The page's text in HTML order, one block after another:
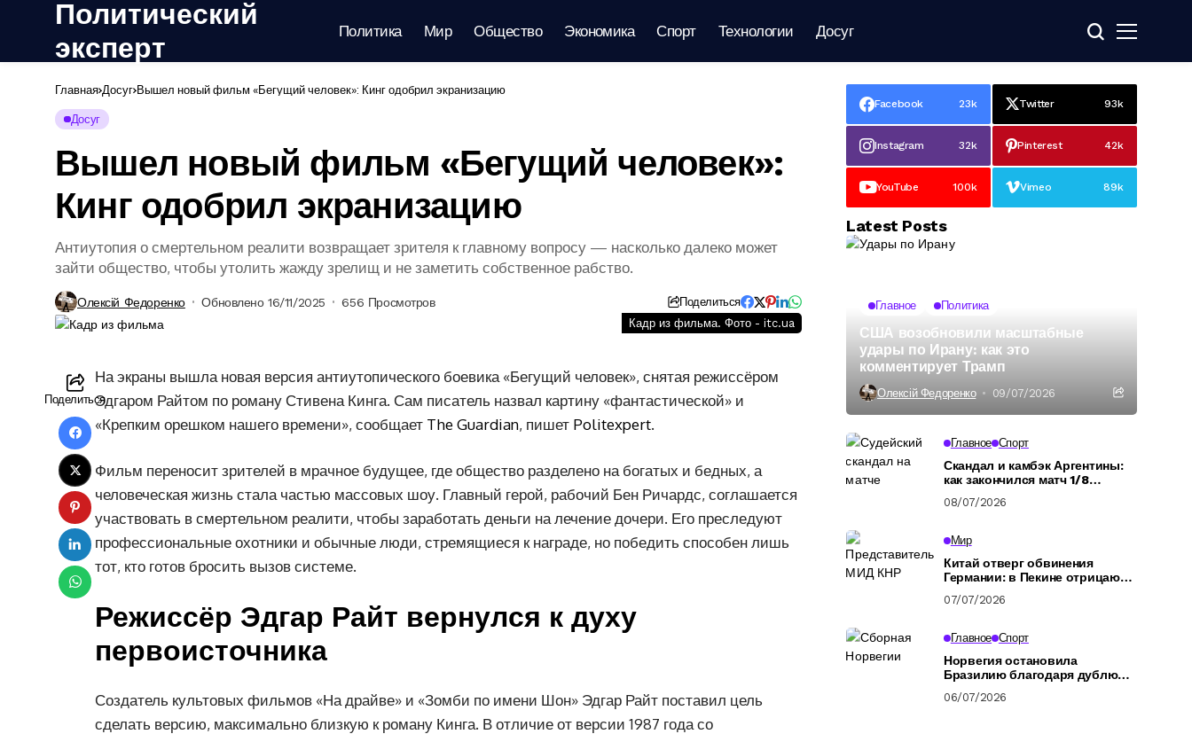
Политический
эксперт
Политика Мир Общество Экономика Спорт Технологии Досуг
Главная Досуг Вышел новый фильм «Бегущий человек»: Кинг одобрил экранизацию
Досуг
Вышел новый фильм «Бегущий человек»:
Кинг одобрил экранизацию
Антиутопия о смертельном реалити возвращает зрителя к главному вопросу — насколько далеко может
зайти общество, чтобы утолить жажду зрелищ и не заметить собственное рабство.
Олексій Федоренко Обновлено 16/11/2025 656 Просмотров
Поделиться
Кадр из фильма. Фото - itc.ua
Поделиться
На экраны вышла новая версия антиутопического боевика «Бегущий человек», снятая режиссёром
Эдгаром Райтом по роману Стивена Кинга. Сам писатель назвал картину «фантастической» и
«Крепким орешком нашего времени», сообщает The Guardian, пишет Politexpert.
Фильм переносит зрителей в мрачное будущее, где общество разделено на богатых и бедных, а
человеческая жизнь стала частью массовых шоу. Главный герой, рабочий Бен Ричардс, соглашается
участвовать в смертельном реалити, чтобы заработать деньги на лечение дочери. Его преследуют
профессиональные охотники и обычные люди, стремящиеся к награде, но победить способен лишь
тот, кто готов бросить вызов системе.
Режиссёр Эдгар Райт вернулся к духу
первоисточника
Создатель культовых фильмов «На драйве» и «Зомби по имени Шон» Эдгар Райт поставил цель
сделать версию, максимально близкую к роману Кинга. В отличие от версии 1987 года со
Facebook 23k Twitter 93k
Instagram 32k Pinterest 42k
YouTube 100k Vimeo 89k
Latest Posts
Главное Политика
США возобновили масштабные
удары по Ирану: как это
комментирует Трамп
Олексій Федоренко 09/07/2026
Главное Спорт
Скандал и камбэк Аргентины:
как закончился матч 1/8
08/07/2026
Мир
Китай отверг обвинения
Германии: в Пекине отрицают
военных
07/07/2026
Главное Спорт
Норвегия остановила
Бразилию благодаря дублю
четвертьфинала ЧМ-2026
06/07/2026